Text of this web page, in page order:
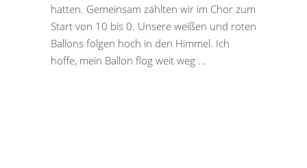
hatten. Gemeinsam zählten wir im Chor zum
Start von 10 bis 0. Unsere weißen und roten
Ballons folgen hoch in den Himmel. Ich
hoffe, mein Ballon flog weit weg